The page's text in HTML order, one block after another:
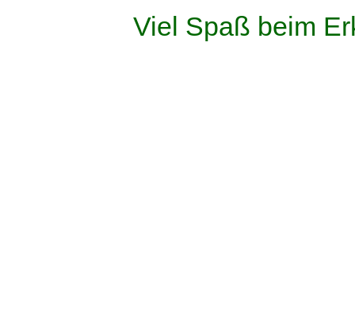
Viel Spaß beim